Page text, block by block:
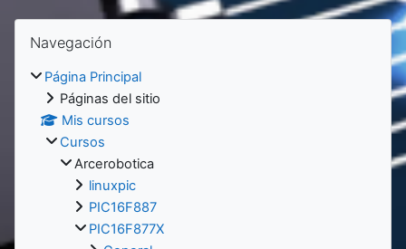
Bloques
Bloques
Salta Navegación
Navegación
Página Principal
Páginas del sitio
Mis cursos
Cursos
Arcerobotica
linuxpic
PIC16F887
PIC16F877X